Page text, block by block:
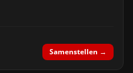
Samenstellen →